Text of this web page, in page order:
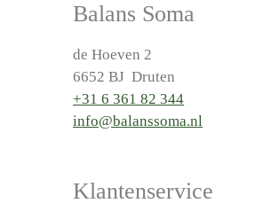
Balans Soma
de Hoeven 2
6652 BJ Druten
+31 6 361 82 344
info@balanssoma.nl
Klantenservice